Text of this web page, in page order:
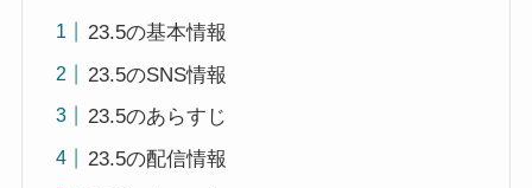
23.5の基本情報
23.5のSNS情報
23.5のあらすじ
23.5の配信情報